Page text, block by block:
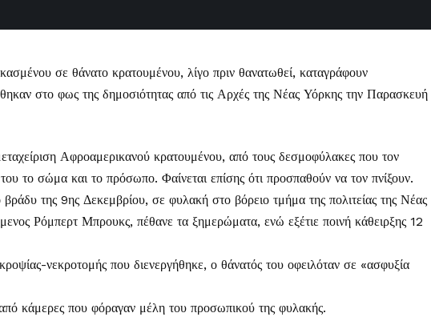
σε θάνατο κρατουμένου, λίγο πριν θανατωθεί, καταγράφουν
στο φως της δημοσιότητας από τις Αρχές της Νέας Υόρκης την Παρασκευή
Αφροαμερικανού κρατουμένου, από τους δεσμοφύλακες που τον
το σώμα και το πρόσωπο. Φαίνεται επίσης ότι προσπαθούν να τον πνίξουν.
βράδυ της 9ης Δεκεμβρίου, σε φυλακή στο βόρειο τμήμα της πολιτείας της Νέας
Ρόμπερτ Μπρουκς, πέθανε τα ξημερώματα, ενώ εξέτιε ποινή κάθειρξης 12
νεκροτομής που διενεργήθηκε, ο θάνατός του οφειλόταν σε «ασφυξία
κάμερες που φόραγαν μέλη του προσωπικού της φυλακής.